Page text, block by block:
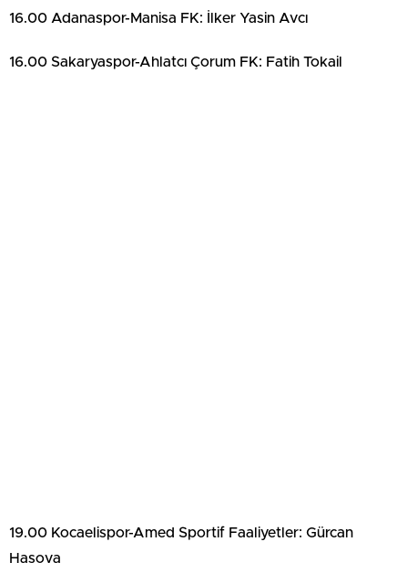
16.00 Adanaspor-Manisa FK: İlker Yasin Avcı
16.00 Sakaryaspor-Ahlatcı Çorum FK: Fatih Tokail
19.00 Kocaelispor-Amed Sportif Faaliyetler: Gürcan
Hasova